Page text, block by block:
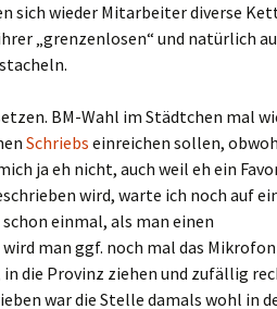
sich wieder Mitarbeiter diverse
„grenzenlosen“ und natürlich
BM-Wahl im Städtchen mal
Schriebs einreichen sollen,
ja eh nicht, auch weil eh ein
wird, warte ich noch auf
einmal, als man einen
man ggf. noch mal das
die Provinz ziehen und zufällig
war die Stelle damals wohl in